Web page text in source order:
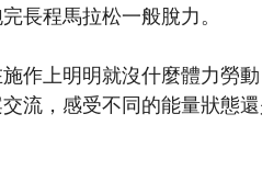
長程馬拉松一般脫力。
作上明明就沒什麼體力勞
流，感受不同的能量狀態